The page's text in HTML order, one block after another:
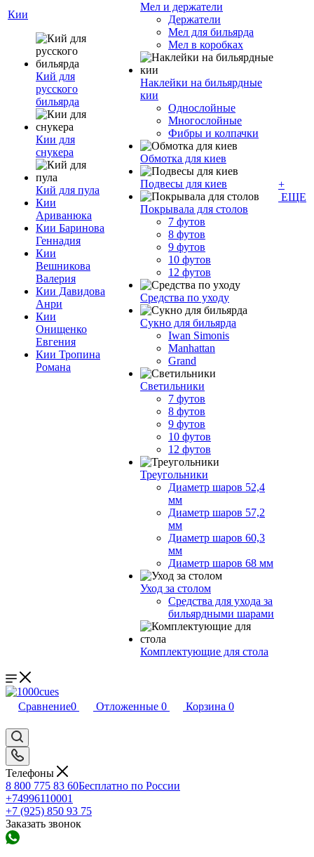
Кии
Кий для
русского
бильярда
Кии для
снукера
Кий для пула
Кии
Ариванюка
Кии Баринова
Геннадия
Кии
Вешникова
Валерия
Кии Давидова
Анри
Кии
Онищенко
Евгения
Кии Тропина
Романа
Мел и держатели
Держатели
Мел для бильярда
Мел в коробках
Наклейки на бильярдные
кии
Однослойные
Многослойные
Фибры и колпачки
Обмотка для киев
Подвесы для киев
Покрывала для столов
7 футов
8 футов
9 футов
10 футов
12 футов
Средства по уходу
Сукно для бильярда
Iwan Simonis
Manhattan
Grand
Светильники
7 футов
8 футов
9 футов
10 футов
12 футов
Треугольники
Диаметр шаров 52,4
мм
Диаметр шаров 57,2
мм
Диаметр шаров 60,3
мм
Диаметр шаров 68 мм
Уход за столом
Средства для ухода за
бильярдными шарами
Комплектующие для стола
+
ЕЩЕ
Сравнение0 Отложенные 0 Корзина 0
Телефоны
8 800 775 83 60Бесплатно по России
+74996110001
+7 (925) 850 93 75
Заказать звонок